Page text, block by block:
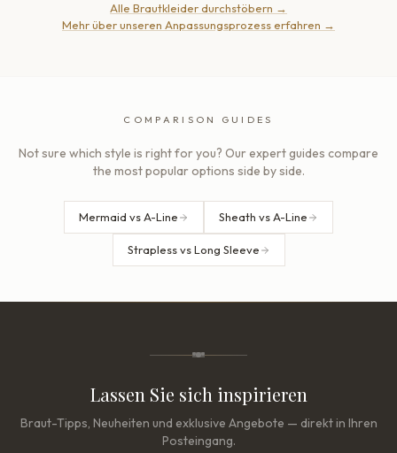
Alle Brautkleider durchstöbern →
Mehr über unseren Anpassungsprozess erfahren →
COMPARISON GUIDES
Not sure which style is right for you? Our expert guides compare
the most popular options side by side.
Mermaid vs A-Line Sheath vs A-Line
Strapless vs Long Sleeve
Lassen Sie sich inspirieren
Braut-Tipps, Neuheiten und exklusive Angebote — direkt in Ihren
Posteingang.